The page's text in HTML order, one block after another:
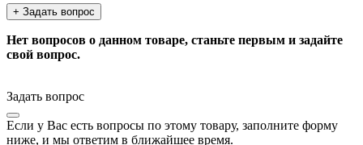
+ Задать вопрос
Нет вопросов о данном товаре, станьте первым и задайте
свой вопрос.
Задать вопрос
Если у Вас есть вопросы по этому товару, заполните форму
ниже, и мы ответим в ближайшее время.